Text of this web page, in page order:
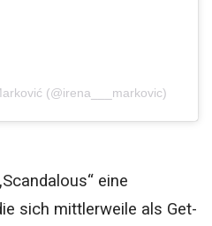
(@irena___markovic)
eine
sich mittlerweile als Get-